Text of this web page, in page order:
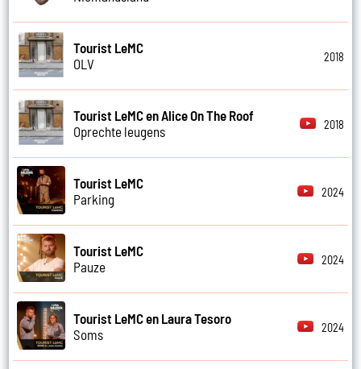
Tourist LeMC
OLV
2018
Tourist LeMC en Alice On The Roof
Oprechte leugens
2018
Tourist LeMC
Parking
2024
Tourist LeMC
Pauze
2024
Tourist LeMC en Laura Tesoro
Soms
2024